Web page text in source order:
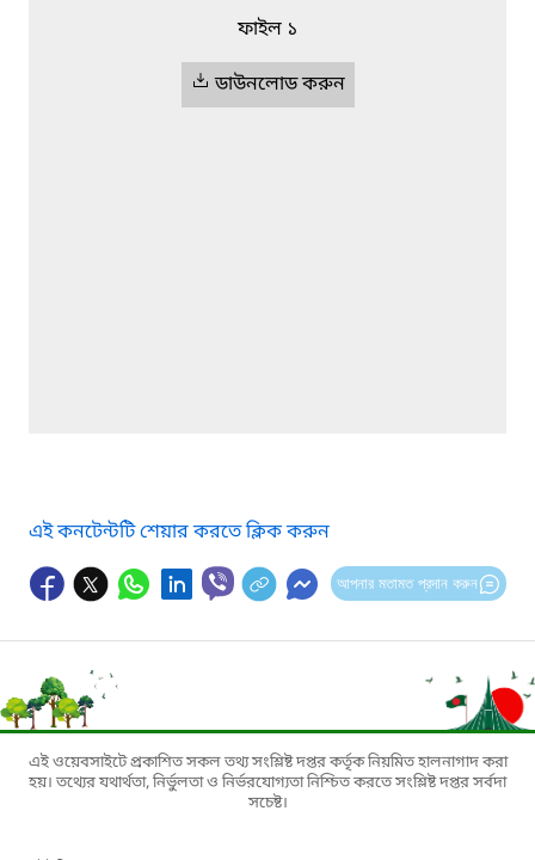
ফাইল ১
ডাউনলোড করুন
এই কনটেন্টটি শেয়ার করতে ক্লিক করুন
আপনার মতামত প্রদান করুন
এই ওয়েবসাইটে প্রকাশিত সকল তথ্য সংশ্লিষ্ট দপ্তর কর্তৃক নিয়মিত হালনাগাদ করা
হয়। তথ্যের যথার্থতা, নির্ভুলতা ও নির্ভরযোগ্যতা নিশ্চিত করতে সংশ্লিষ্ট দপ্তর সর্বদা
সচেষ্ট।